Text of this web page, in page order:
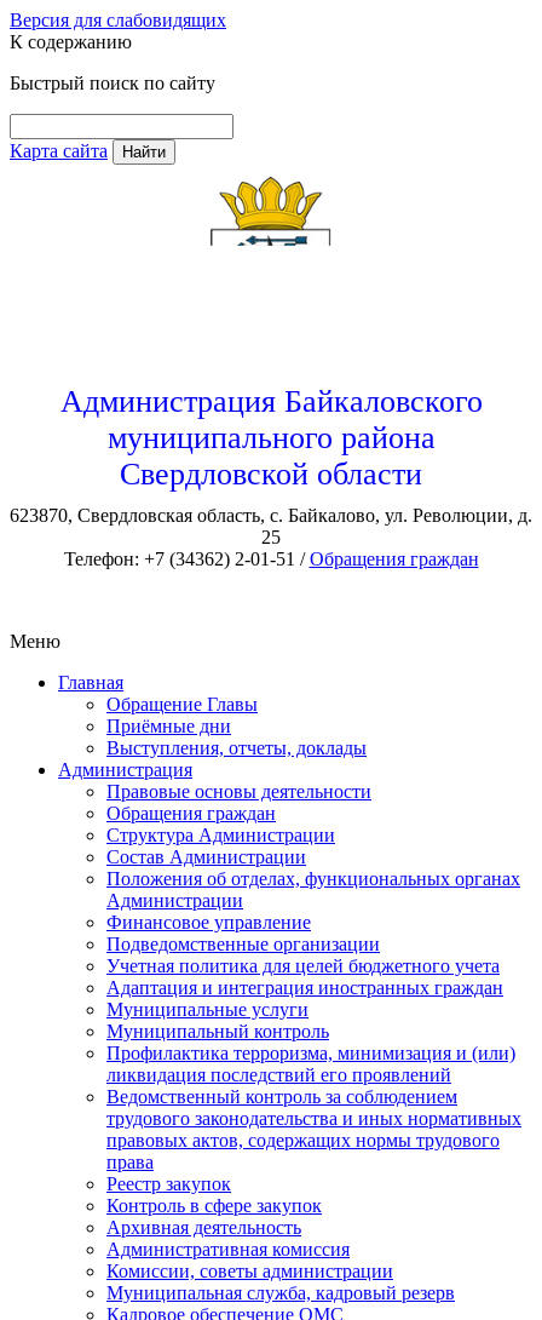
Версия для слабовидящих
К содержанию
Быстрый поиск по сайту
Карта сайта Найти
Администрация Байкаловского
муниципального района
Свердловской области
623870, Свердловская область, с. Байкалово, ул. Революции, д.
25
Телефон: +7 (34362) 2-01-51 /Обращения граждан
Меню
Главная
Обращение Главы
Приёмные дни
Выступления, отчеты, доклады
Администрация
Правовые основы деятельности
Обращения граждан
Структура Администрации
Состав Администрации
Положения об отделах, функциональных органах
Администрации
Финансовое управление
Подведомственные организации
Учетная политика для целей бюджетного учета
Адаптация и интеграция иностранных граждан
Муниципальные услуги
Муниципальный контроль
Профилактика терроризма, минимизация и (или)
ликвидация последствий его проявлений
Ведомственный контроль за соблюдением
трудового законодательства и иных нормативных
правовых актов, содержащих нормы трудового
права
Реестр закупок
Контроль в сфере закупок
Архивная деятельность
Административная комиссия
Комиссии, советы администрации
Муниципальная служба, кадровый резерв
Кадровое обеспечение ОМС